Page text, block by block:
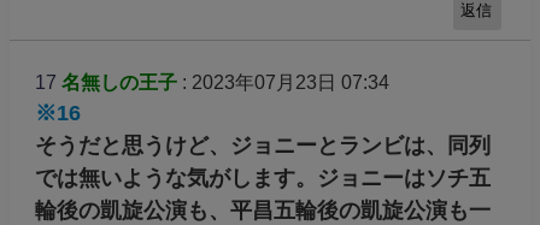
返信
17 名無しの王子: 2023年07月23日 07:34
※16
そうだと思うけど、ジョニーとランビは、同列
では無いような気がします。ジョニーはソチ五
輪後の凱旋公演も、平昌五輪後の凱旋公演も一